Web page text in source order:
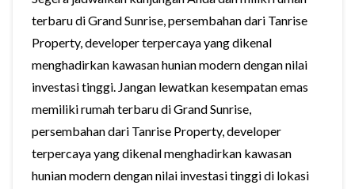
terbaru di Grand Sunrise, persembahan dari Tanrise
Property, developer terpercaya yang dikenal
menghadirkan kawasan hunian modern dengan nilai
investasi tinggi. Jangan lewatkan kesempatan emas
memiliki rumah terbaru di Grand Sunrise,
persembahan dari Tanrise Property, developer
terpercaya yang dikenal menghadirkan kawasan
hunian modern dengan nilai investasi tinggi di lokasi